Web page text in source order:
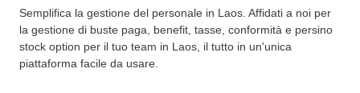
Global Payroll
Gestisci il payroll a norma, in tutta semplicità
Employer of Record
COPERTURA GLOBALE
Ricerca paesi
Trova i servizi di supporto all’impiego per ogni Paese
Tariffe
Semplifica la gestione del personale in Laos. Affidati a noi per
la gestione di buste paga, benefit, tasse, conformità e persino
stock option per il tuo team in Laos, il tutto in un'unica
piattaforma facile da usare.